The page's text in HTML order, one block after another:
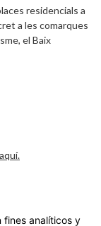
residencials a
a les comarques
el Baix
grans |
fines analíticos y